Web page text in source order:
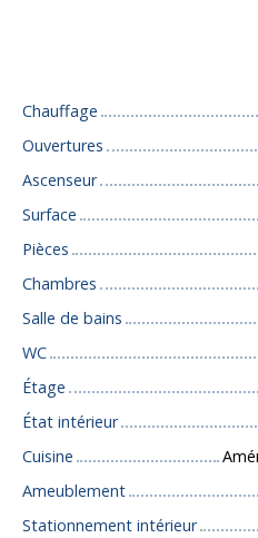
Chauffage
Ouvertures
Ascenseur
Surface
Pièces
Chambres
Salle de bains
WC
Étage
État intérieur
Cuisine
Ameublement
Stationnement intérieur